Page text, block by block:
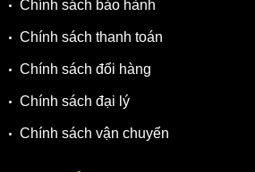
Chính sách bảo hành
Chính sách thanh toán
Chính sách đổi hàng
Chính sách đại lý
Chính sách vận chuyển